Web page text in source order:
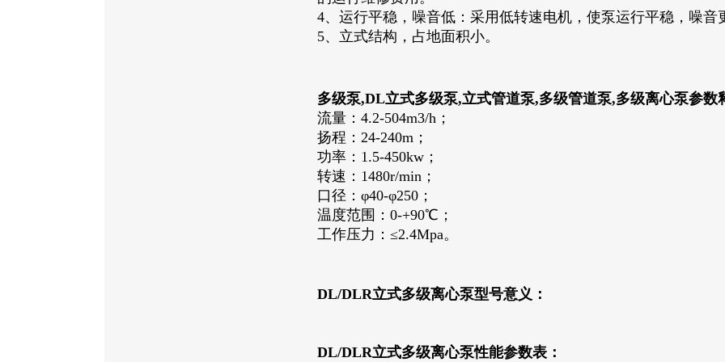
4、运行平稳，噪音低：采用低转速电机，使泵运行平稳，噪音
5、立式结构，占地面积小。
多级泵,DL立式多级泵,立式管道泵,多级管道泵,多级离心泵参数
流量：4.2-504m3/h；
扬程：24-240m；
功率：1.5-450kw；
转速：1480r/min；
口径：φ40-φ250；
温度范围：0-+90℃；
工作压力：≤2.4Mpa。
DL/DLR立式多级离心泵型号意义：
DL/DLR立式多级离心泵性能参数表：